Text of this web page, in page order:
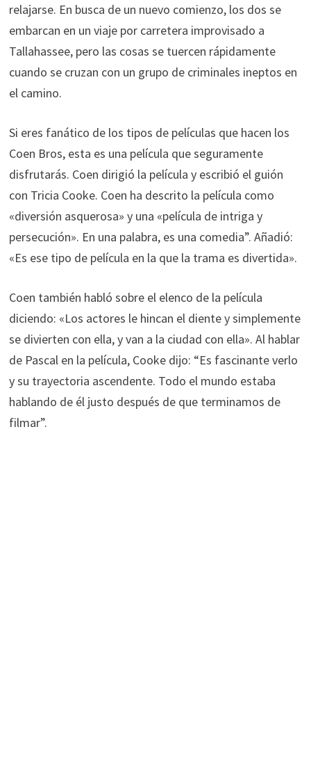
relajarse. En busca de un nuevo comienzo, los dos se
embarcan en un viaje por carretera improvisado a
Tallahassee, pero las cosas se tuercen rápidamente
cuando se cruzan con un grupo de criminales ineptos en
el camino.
Si eres fanático de los tipos de películas que hacen los
Coen Bros, esta es una película que seguramente
disfrutarás. Coen dirigió la película y escribió el guión
con Tricia Cooke. Coen ha descrito la película como
«diversión asquerosa» y una «película de intriga y
persecución». En una palabra, es una comedia”. Añadió:
«Es ese tipo de película en la que la trama es divertida».
Coen también habló sobre el elenco de la película
diciendo: «Los actores le hincan el diente y simplemente
se divierten con ella, y van a la ciudad con ella». Al hablar
de Pascal en la película, Cooke dijo: “Es fascinante verlo
y su trayectoria ascendente. Todo el mundo estaba
hablando de él justo después de que terminamos de
filmar”.